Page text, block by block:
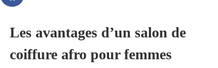
Les avantages d’un salon de
coiffure afro pour femmes